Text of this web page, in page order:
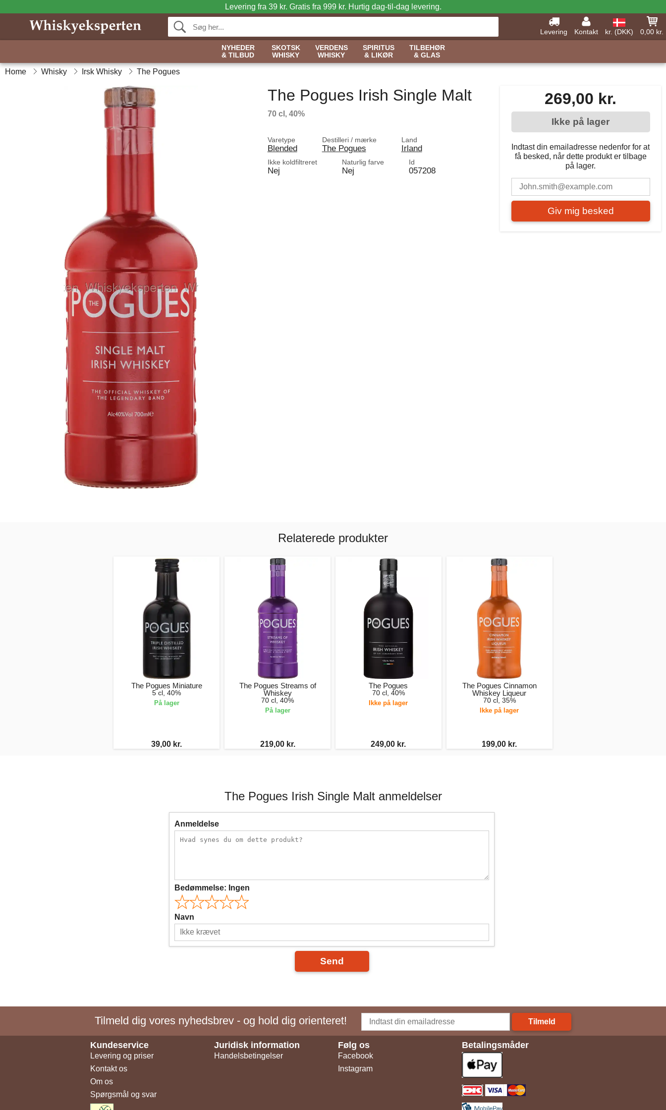
Levering fra 39 kr. Gratis fra 999 kr. Hurtig dag-til-dag levering.
Levering Kontakt kr. (DKK)
0,00 kr.
NYHEDER
& TILBUD
SKOTSK
WHISKY
VERDENS
WHISKY
SPIRITUS
& LIKØR
TILBEHØR
& GLAS
Home Whisky Irsk Whisky The Pogues
269,00 kr.
Ikke på lager
Indtast din emailadresse nedenfor for at
få besked, når dette produkt er tilbage
på lager.
Giv mig besked
The Pogues Irish Single Malt
70 cl, 40%
Varetype
Blended
Destilleri / mærke
The Pogues
Land
Irland
Ikke koldfiltreret
Nej
Naturlig farve
Nej
Id
057208
Relaterede produkter
The Pogues Miniature
5 cl, 40%
På lager
39,00 kr.
The Pogues Streams of
Whiskey
70 cl, 40%
På lager
219,00 kr.
The Pogues
70 cl, 40%
Ikke på lager
249,00 kr.
The Pogues Cinnamon
Whiskey Liqueur
70 cl, 35%
Ikke på lager
199,00 kr.
The Pogues Irish Single Malt anmeldelser
Anmeldelse
Bedømmelse: Ingen
Navn
Send
Tilmeld dig vores nyhedsbrev - og hold dig orienteret! Tilmeld
Kundeservice
Levering og priser
Kontakt os
Om os
Spørgsmål og svar
Juridisk information
Handelsbetingelser
Følg os
Facebook
Instagram
Betalingsmåder